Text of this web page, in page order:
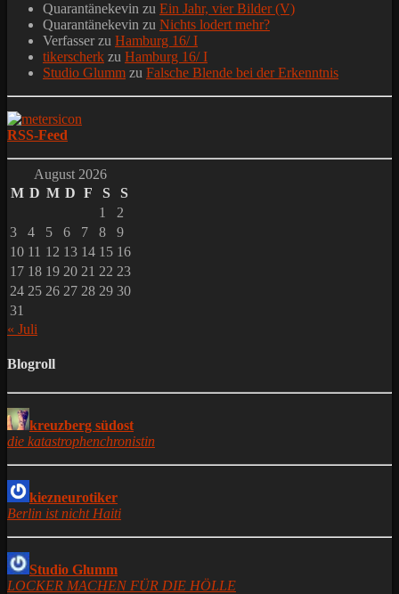
Quarantänekevin zu Ein Jahr, vier Bilder (V)
Quarantänekevin zu Nichts lodert mehr?
Verfasserzu Hamburg 16/ I
tikerscherk zu Hamburg 16/ I
Studio Glumm zu Falsche Blende bei der Erkenntnis
RSS-Feed
August 2026
M D M D F S
S
1
2
3
4 5 6 7 8
9
10 11 12 13 14 15 16
17 18 19 20 21 22 23
24 25 26 27 28 29 30
31
« Juli
Blogroll
kreuzberg südost
die katastrophenchronistin
kiezneurotiker
Berlin ist nicht Haiti
Studio Glumm
LOCKER MACHEN FÜR DIE HÖLLE